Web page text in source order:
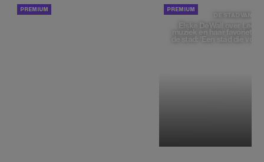
DE STAD VAN
Elske DeWall over
muziek en haar favoriete
de stad: 'Een stad die